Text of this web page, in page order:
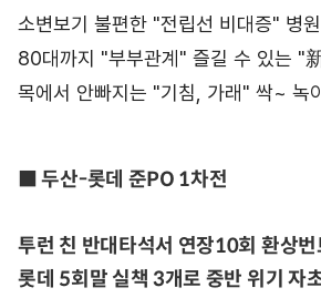
■ 두산-롯데 준PO 1차전
투런 친 반대타석서 연장10회 환상번
롯데 5회말 실책 3개로 중반 위기 자